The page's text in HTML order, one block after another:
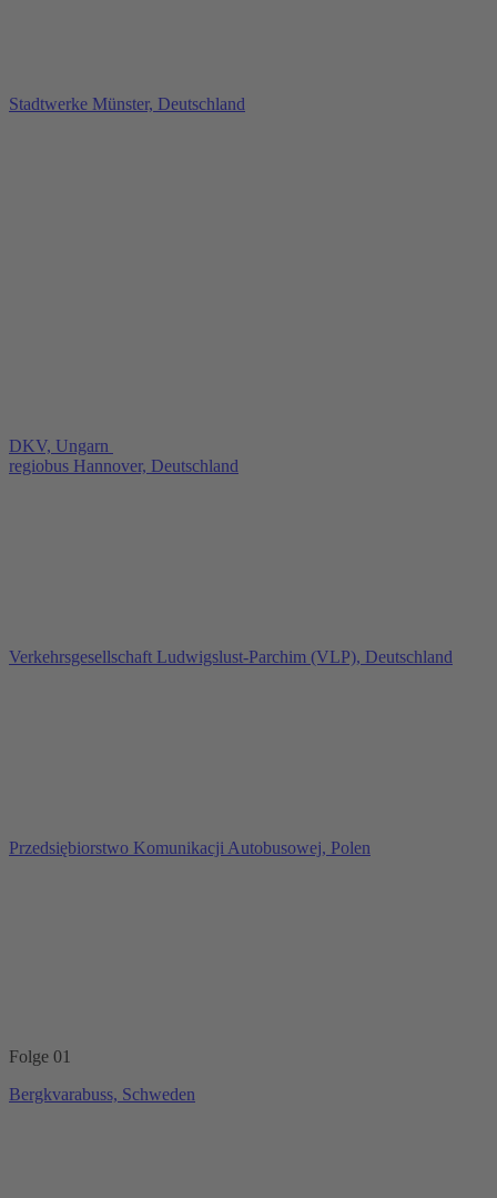
Stadtwerke Münster, Deutschland
DKV, Ungarn
regiobus Hannover, Deutschland
Verkehrsgesellschaft Ludwigslust‑Parchim (VLP), Deutschland
Przedsiębiorstwo Komunikacji Autobusowej, Polen
Folge 01
Bergkvarabuss, Schweden